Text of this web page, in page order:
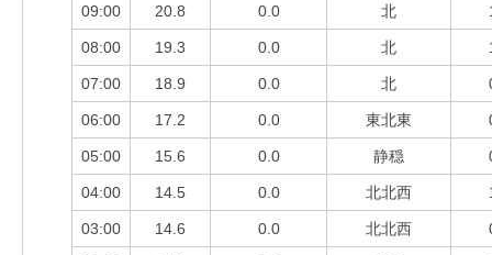
09:00 20.8 0.0 北
08:00 19.3 0.0 北
07:00 18.9 0.0 北
06:00 17.2 0.0 東北東
05:00 15.6 0.0 静穏
04:00 14.5 0.0 北北西
03:00 14.6 0.0 北北西